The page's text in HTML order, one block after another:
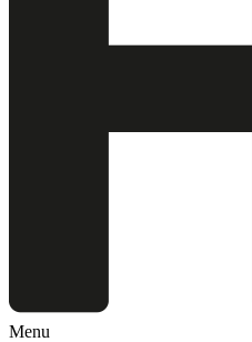
Menu